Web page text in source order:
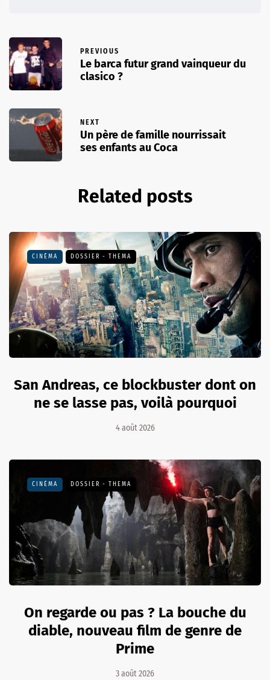
PREVIOUS
Le barca futur grand vainqueur du
clasico ?
NEXT
Un père de famille nourrissait
ses enfants au Coca
Related posts
CINÉMA DOSSIER - THEMA
San Andreas, ce blockbuster dont on
ne se lasse pas, voilà pourquoi
4 août 2026
CINÉMA DOSSIER - THEMA
On regarde ou pas ? La bouche du
diable, nouveau film de genre de
Prime
3 août 2026